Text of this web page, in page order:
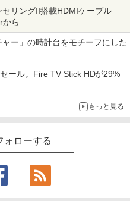
リングII搭載HDMIケーブル
から
ャー」の時計台をモチーフにした
ール。Fire TV Stick HDが29%
もっと見る
ォローする